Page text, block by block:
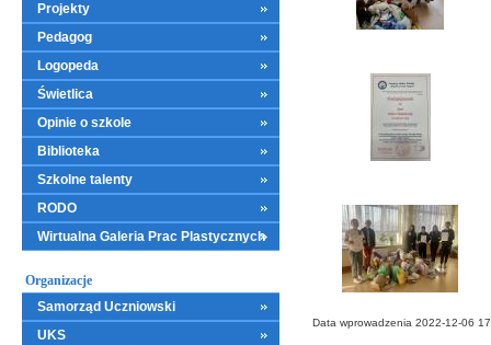
Projekty
Pedagog
Logopeda
Świetlica
Opinie o szkole
Biblioteka
Szkolne talenty
RODO
Wirtualna Galeria Prac Plastycznych
Organizacje
Samorząd Uczniowski
UKS
Data wprowadzenia 2022-12-06